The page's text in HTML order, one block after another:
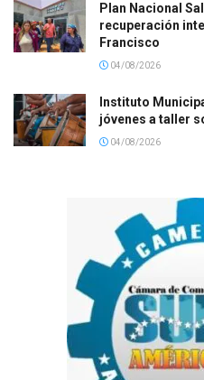
Plan Nacional
recuperación
Francisco
04/08/2026
Instituto
jóvenes a taller
04/08/2026